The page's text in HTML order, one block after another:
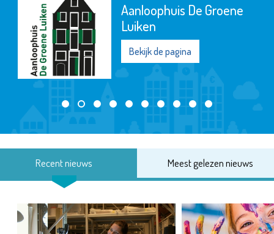
Aanloophuis De Groene
Luiken
Bekijk de pagina
Recent nieuws Meest gelezen nieuws